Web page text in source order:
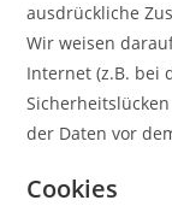
ausdrückliche
Wir weisen
Internet (z.B. bei
der Daten vor
Cookies